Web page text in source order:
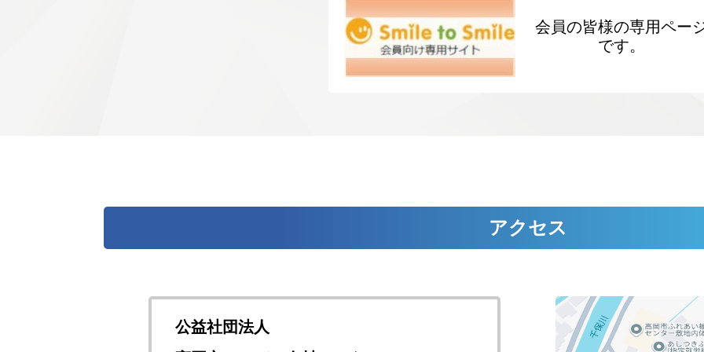
会員の皆様の専用ペー
です。
アクセス
公益社団法人